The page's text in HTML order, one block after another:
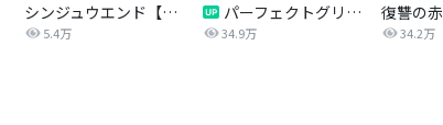
シンジュウエンド【タテヨミ】
5.4万
パーフェクトグリッター
34.9万 34.2万